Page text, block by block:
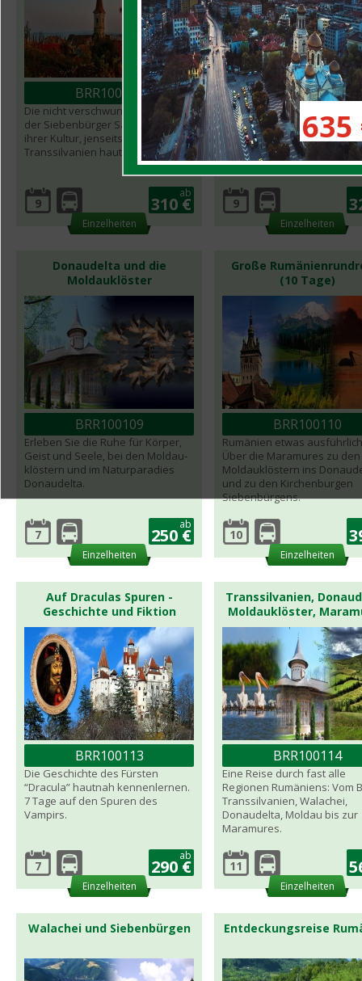
635
BRR100105
Die nicht verschwunden Spuren
der Siebenbürger Sachsen und
ihrer Kultur, jenseits der Wälder, in
Transsilvanien hautnah erleben.
9
ab
310 €
Einzelheiten
BRR100106
Atemberaubende Natur in
Walachei, den
und einen Teil von
kennenlernen.
9
Einzelheiten
Donaudelta und die
Moldauklöster
BRR100109
Erleben Sie die Ruhe für Körper,
Geist und Seele, bei den Moldau-
klöstern und im Naturparadies
Donaudelta.
7
ab
250 €
Einzelheiten
Große
(10 Tage)
BRR100110
Rumänien etwas
Über die Maramures zu den
Moldauklöstern ins
und zu den Kirchenburgen
Siebenbürgens.
10
Einzelheiten
Auf Draculas Spuren -
Geschichte und Fiktion
BRR100113
Die Geschichte des Fürsten
“Dracula” hautnah kennenlernen.
7 Tage auf den Spuren des
Vampirs.
7
ab
290 €
Einzelheiten
Transsilvanien,
Moldauklöster,
BRR100114
Eine Reise durch fast alle
Regionen Rumäniens: Vom
Transsilvanien, Walachei,
Donaudelta, Moldau bis zur
Maramures.
11
Einzelheiten
Walachei und Siebenbürgen Entdeckungsreise